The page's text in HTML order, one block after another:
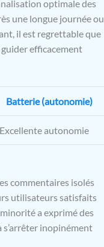
optimale des
une longue journée ou
il est regrettable que
efficacement
Batterie (autonomie)
Excellente autonomie
commentaires isolés
utilisateurs satisfaits
a exprimé des
s’arrêter inopinément